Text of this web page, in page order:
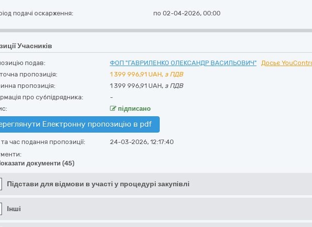
подачі оскарження: по 02-04-2026, 00:00
Учасників
подав: ФОП "ГАВРИЛЕНКО ОЛЕКСАНДР ВАСИЛЬОВИЧ"
Досьє
пропозиція:
1 399 996,91 UAH, з ПДВ
пропозиція:
1 399 996,91 UAH, з ПДВ
про субпідрядника:
-
підписано
Електронну пропозицію в pdf
час подання пропозиції:
24-03-2026, 12:17:40
документи (45)
Підстави для відмови в участі у процедурі закупівлі
Інші